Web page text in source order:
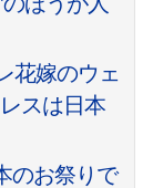
花嫁のウェ
スは日本
のお祭りで